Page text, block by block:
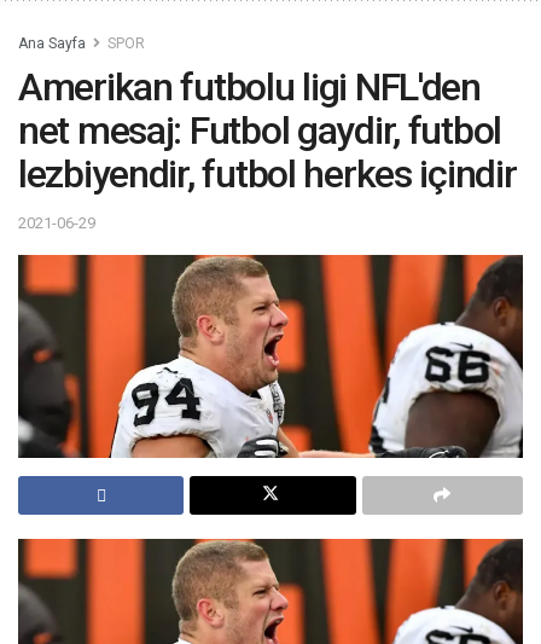
Ana Sayfa SPOR
Amerikan futbolu ligi NFL'den
net mesaj: Futbol gaydir, futbol
lezbiyendir, futbol herkes içindir
2021-06-29